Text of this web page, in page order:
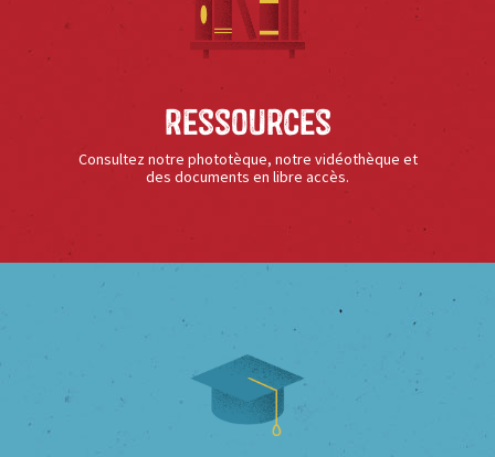
Ressources
Consultez notre phototèque, notre vidéothèque et
des documents en libre accès.